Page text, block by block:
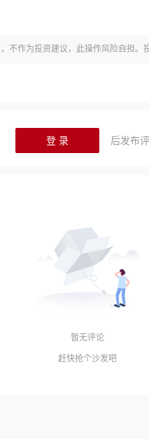
不作为投资建议，此操作风险自担。
登 录 后发布
暂无评论
赶快抢个沙发吧